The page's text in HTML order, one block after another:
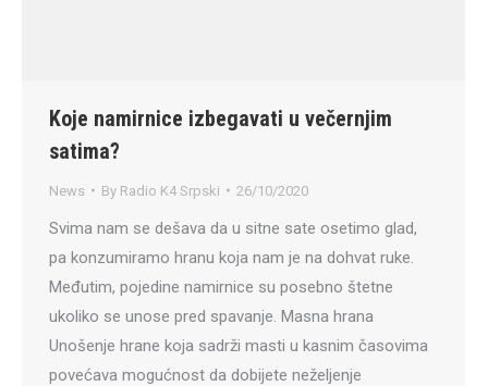
Koje namirnice izbegavati u večernjim
satima?
News By Radio K4 Srpski 26/10/2020
Svima nam se dešava da u sitne sate osetimo glad,
pa konzumiramo hranu koja nam je na dohvat ruke.
Međutim, pojedine namirnice su posebno štetne
ukoliko se unose pred spavanje. Masna hrana
Unošenje hrane koja sadrži masti u kasnim časovima
povećava mogućnost da dobijete neželjenje